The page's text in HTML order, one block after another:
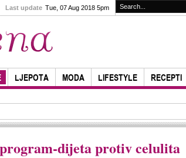
LJEPOTA MODA LIFESTYLE RECEPTI
Last update Tue, 07 Aug 2018 5pm
dijeta protiv celulita